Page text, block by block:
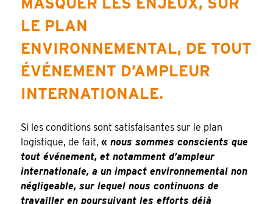
LE PLAN
ENVIRONNEMENTAL, DE TOUT
ÉVÉNEMENT D’AMPLEUR
INTERNATIONALE.
Si les conditions sont satisfaisantes sur le plan
logistique, de fait, « nous sommes conscients que
tout événement, et notamment d’ampleur
internationale, a un impact environnemental non
négligeable, sur lequel nous continuons de
travailler en poursuivant les efforts déjà